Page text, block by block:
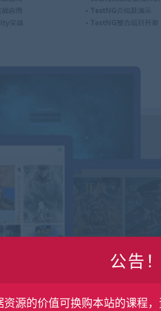
公告
资源的价值可换购本站的课程